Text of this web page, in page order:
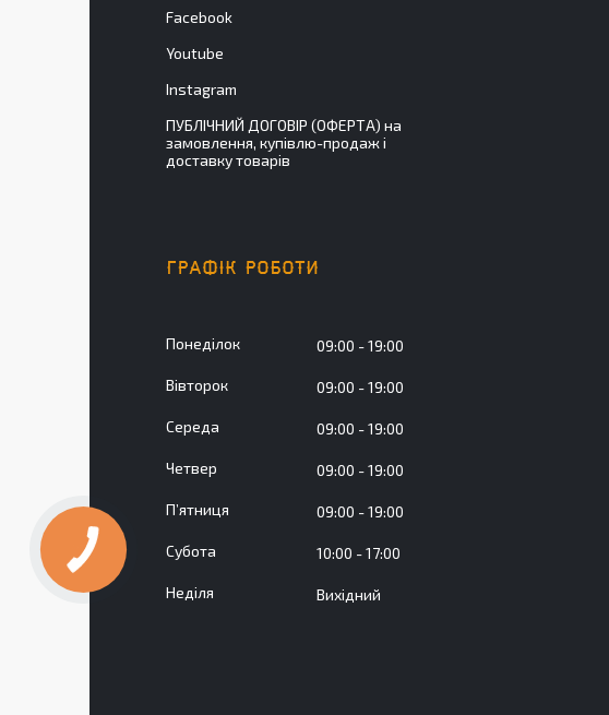
Facebook
Youtube
Instagram
ПУБЛІЧНИЙ ДОГОВІР (ОФЕРТА) на
замовлення, купівлю-продаж і
доставку товарів
ГРАФІК РОБОТИ
Понеділок 09:00 19:00
Вівторок 09:00 19:00
Середа 09:00 19:00
Четвер 09:00 19:00
Пʼятниця 09:00 19:00
Субота 10:00 17:00
Неділя Вихідний